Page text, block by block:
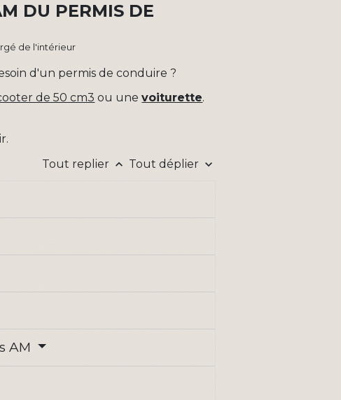
DU PERMIS DE
de l'intérieur
d'un permis de conduire ?
de 50 cm3 ou unevoiturette.
Tout replier keyboard_arrow_up Tout déplier keyboard_arrow_down
AM